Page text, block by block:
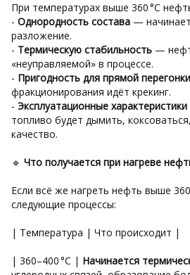
При температурах выше 360 °C
- Однородность состава —
разложение.
- Термическую стабильность —
«неуправляемой» в процессе.
- Пригодность для прямой перегонки
фракционирования идёт крекинг.
- Эксплуатационные
топливо будет дымить,
качество.
🔹 Что получается при нагреве
Если всё же нагреть нефть выше
следующие процессы:
| Температура | Что происходит |
| 360–400 °C | Начинается